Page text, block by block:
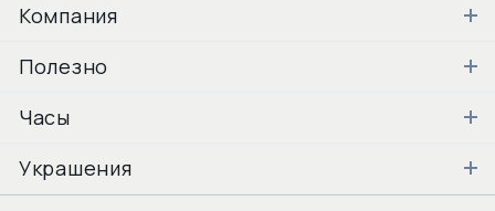
Компания
Полезно
Часы
Украшения